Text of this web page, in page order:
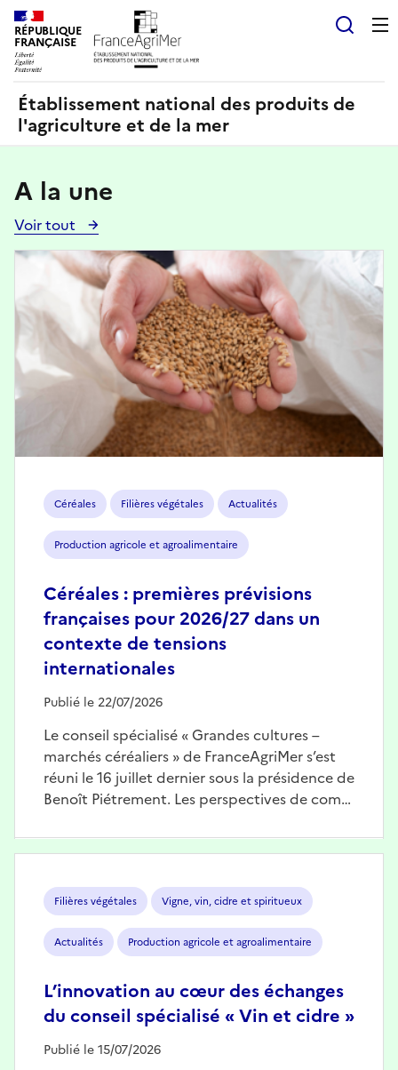
RÉPUBLIQUE
FRANÇAISE
Établissement national des produits de
l'agriculture et de la mer
A la une
Voir tout
Voir
toutes
les
actualités
Céréales Filières végétales Actualités
Production agricole et agroalimentaire
Céréales : premières prévisions
françaises pour 2026/27 dans un
contexte de tensions
internationales
Publié le 22/07/2026
Le conseil spécialisé « Grandes cultures –
marchés céréaliers » de FranceAgriMer s’est
réuni le 16 juillet dernier sous la présidence de
Benoît Piétrement. Les perspectives de com…
Image
Filières végétales Vigne, vin, cidre et spiritueux
Actualités Production agricole et agroalimentaire
L’innovation au cœur des échanges
du conseil spécialisé « Vin et cidre »
Publié le 15/07/2026
Panneau de gestion des cookies